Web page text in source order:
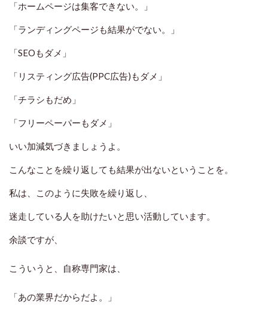
「ホームページは集客できない。」
「ランディングページも結果がでない。」
「SEOもダメ」
「リスティング広告(PPC広告)もダメ」
「チラシもだめ」
「フリーペーパーもダメ」
いい加減気づきましょうよ。
こんなことを繰り返しても結果が出ないということを。
私は、このように失敗を繰り返し、
迷走している人を助けたいと思い活動しています。
余談ですが、
こういうと、自称専門家は、
「あの業界だからだよ。」